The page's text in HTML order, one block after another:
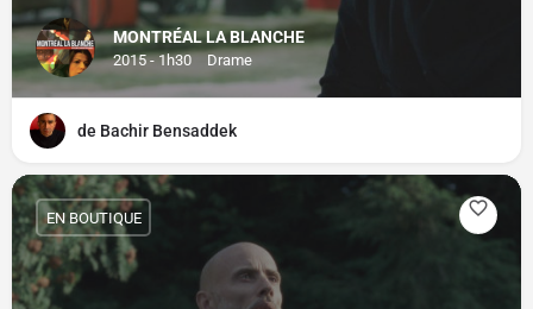
MONTRÉAL LA BLANCHE
2015 - 1h30 Drame
de Bachir Bensaddek
EN BOUTIQUE